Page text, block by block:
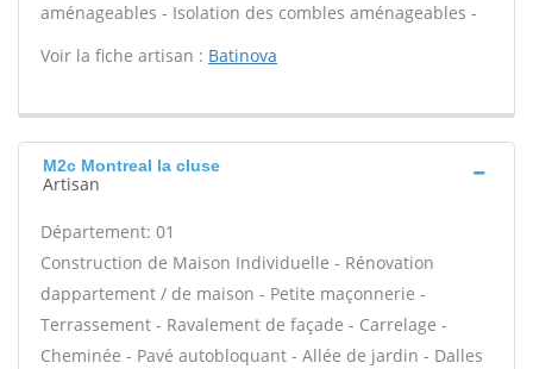
aménageables - Isolation des combles aménageables -
Voir la fiche artisan : Batinova
M2c Montreal la cluse
Artisan
Département: 01
Construction de Maison Individuelle - Rénovation
dappartement / de maison - Petite maçonnerie -
Terrassement - Ravalement de façade - Carrelage -
Cheminée - Pavé autobloquant - Allée de jardin - Dalles